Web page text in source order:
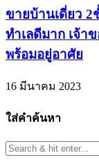
ขายบ้านเดี่ยว 2
ทำเลดีมาก เจ้า
พร้อมอยู่อาศัย
16 มีนาคม 2023
ใส่คำค้นหา